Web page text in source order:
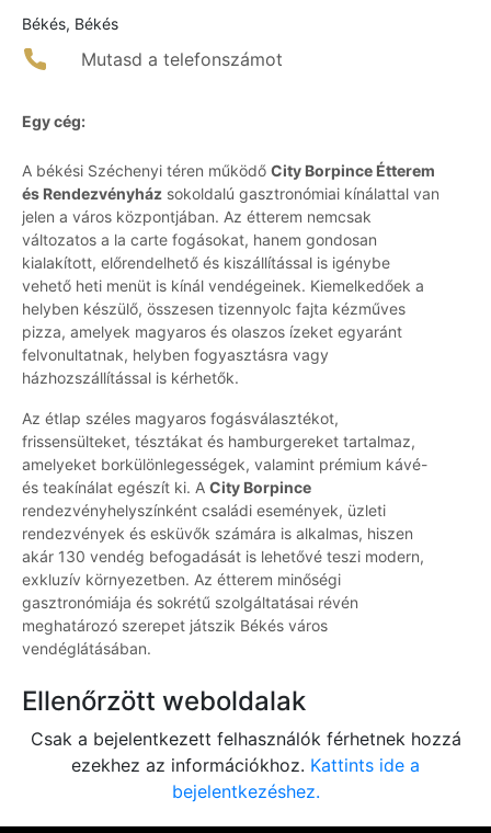
Békés, Békés
Mutasd a telefonszámot
Egy cég:
A békési Széchenyi téren működő City Borpince Étterem
és Rendezvényház sokoldalú gasztronómiai kínálattal van
jelen a város központjában. Az étterem nemcsak
változatos a la carte fogásokat, hanem gondosan
kialakított, előrendelhető és kiszállítással is igénybe
vehető heti menüt is kínál vendégeinek. Kiemelkedőek a
helyben készülő, összesen tizennyolc fajta kézműves
pizza, amelyek magyaros és olaszos ízeket egyaránt
felvonultatnak, helyben fogyasztásra vagy
házhozszállítással is kérhetők.
Az étlap széles magyaros fogásválasztékot,
frissensülteket, tésztákat és hamburgereket tartalmaz,
amelyeket borkülönlegességek, valamint prémium kávé-
és teakínálat egészít ki. A City Borpince
rendezvényhelyszínként családi események, üzleti
rendezvények és esküvők számára is alkalmas, hiszen
akár 130 vendég befogadását is lehetővé teszi modern,
exkluzív környezetben. Az étterem minőségi
gasztronómiája és sokrétű szolgáltatásai révén
meghatározó szerepet játszik Békés város
vendéglátásában.
Ellenőrzött weboldalak
Csak a bejelentkezett felhasználók férhetnek hozzá
ezekhez az információkhoz. Kattints ide a
bejelentkezéshez.